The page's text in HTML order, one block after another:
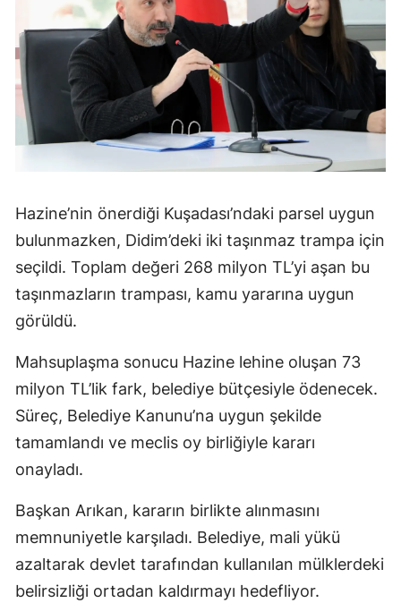
Hazine’nin önerdiği Kuşadası’ndaki parsel uygun
bulunmazken, Didim’deki iki taşınmaz trampa için
seçildi. Toplam değeri 268 milyon TL’yi aşan bu
taşınmazların trampası, kamu yararına uygun
görüldü.
Mahsuplaşma sonucu Hazine lehine oluşan 73
milyon TL’lik fark, belediye bütçesiyle ödenecek.
Süreç, Belediye Kanunu’na uygun şekilde
tamamlandı ve meclis oy birliğiyle kararı
onayladı.
Başkan Arıkan, kararın birlikte alınmasını
memnuniyetle karşıladı. Belediye, mali yükü
azaltarak devlet tarafından kullanılan mülklerdeki
belirsizliği ortadan kaldırmayı hedefliyor.